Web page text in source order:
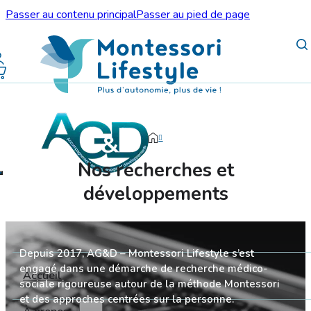
Passer au contenu principalPasser au pied de page
Accueil
Nos recherches et
développements
Depuis 2017, AG&D – Montessori Lifestyle s’est
engagé dans une démarche de recherche médico-
sociale rigoureuse autour de la méthode Montessori
et des approches centrées sur la personne.